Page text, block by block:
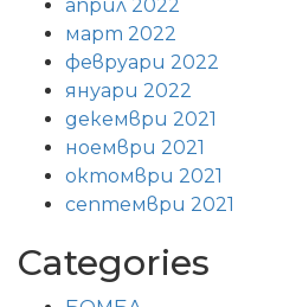
април 2022
март 2022
февруари 2022
януари 2022
декември 2021
ноември 2021
октомври 2021
септември 2021
Categories